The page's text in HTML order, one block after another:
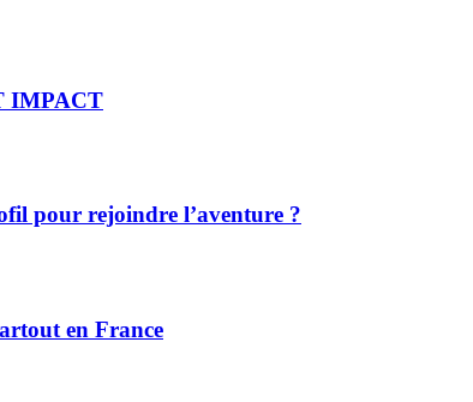
IMPACT
pour rejoindre l’aventure ?
en France